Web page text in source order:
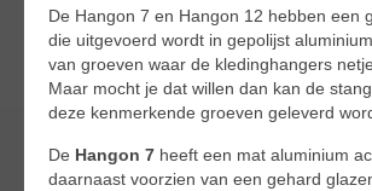
De Hangon 7 en Hangon 12 hebben een
die uitgevoerd wordt in gepolijst
van groeven waar de kledinghangers
Maar mocht je dat willen dan kan de
deze kenmerkende groeven geleverd
De Hangon 7 heeft een mat aluminium
daarnaast voorzien van een gehard